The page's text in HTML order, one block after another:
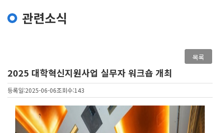
관련소식
목록
2025 대학혁신지원사업 실무자 워크숍 개최
등록일:2025-06-06조회수:143